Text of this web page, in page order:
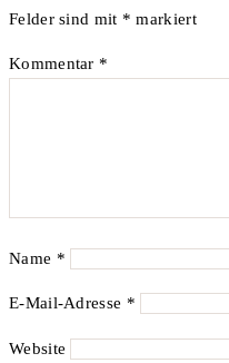
Felder sind mit * markiert
Kommentar *
Name *
E-Mail-Adresse *
Website